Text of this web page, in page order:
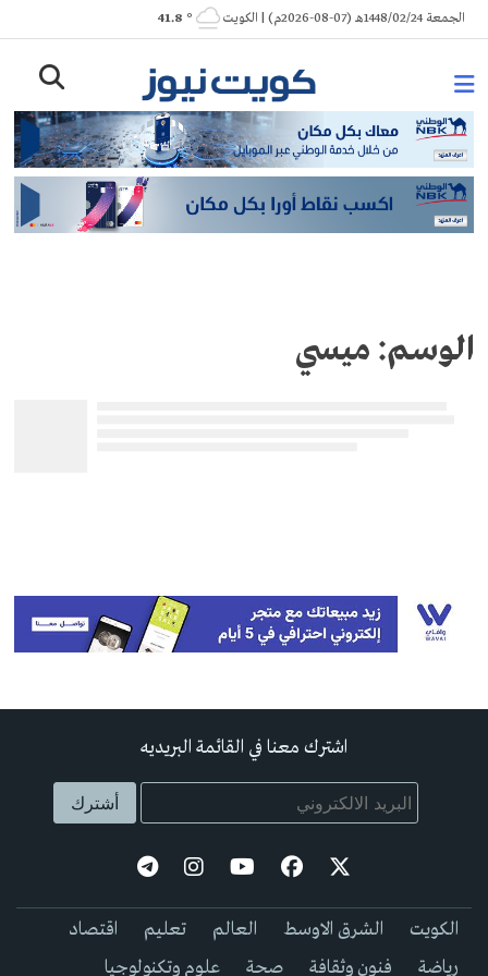
Skip
to
الجمعة 1448/02/24هـ (07-08-2026م) | الكويت ° 41.8
الوسم: ميسي
اشترك معنا في القائمة البريديه
الكويت الشرق الاوسط العالم تعليم
اقتصاد
رياضة
فنون وثقافة صحة علوم وتكنولوجيا